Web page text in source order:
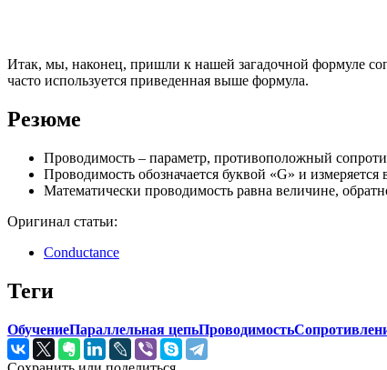
Итак, мы, наконец, пришли к нашей загадочной формуле
часто используется приведенная выше формула.
Резюме
Проводимость – параметр, противоположный
Проводимость обозначается буквой «G» и
Математически проводимость равна величине,
Оригинал статьи:
Conductance
Теги
ОбучениеПараллельная цепьПроводимость